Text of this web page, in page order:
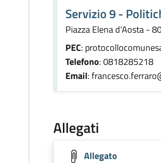
Servizio 9 -
Piazza Elena d'Aosta -
PEC:
Telefono: 0818285218
Email:
Allegati
Allegato